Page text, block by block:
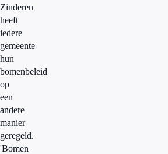
Zinderen
heeft
iedere
gemeente
hun
bomenbeleid
op
een
andere
manier
geregeld.
'Bomen